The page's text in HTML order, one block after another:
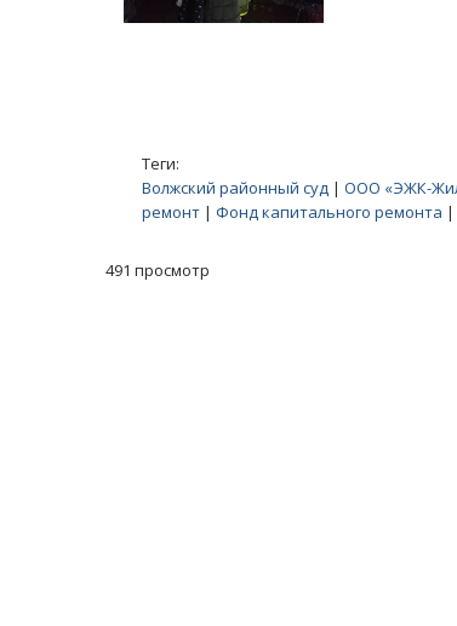
Теги:
Волжский районный суд | ООО «ЭЖК-
ремонт | Фонд капитального ремонта |
491 просмотр